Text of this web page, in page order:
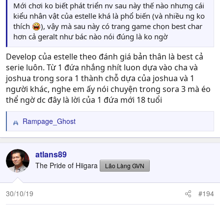
Mới chơi ko biết phát triển nv sau này thế nào nhưng cái
kiểu nhân vật của estelle khá là phổ biến (và nhiều ng ko
thích
), vậy mà sau này có trang game chọn best char
hơn cả geralt như bác nào nói đúng là ko ngờ
Develop của estelle theo đánh giá bản thân là best cả
serie luôn. Từ 1 đứa nhắng nhít luon dựa vào cha và
joshua trong sora 1 thành chỗ dựa của joshua và 1
người khác, nghe em ấy nói chuyện trong sora 3 mà éo
thể ngờ dc đây là lời của 1 đứa mới 18 tuổi
R
e
c
t
i
o
n
Rampage_Ghost
atlans89
The Pride of Hiigara Lão Làng GVN
30/10/19 #194